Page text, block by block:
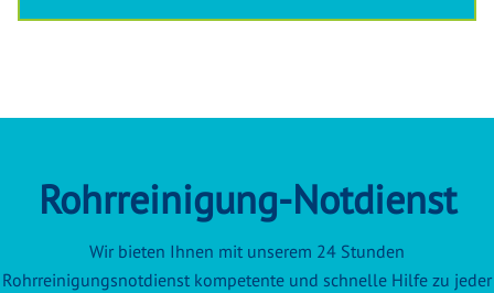
Rohrreinigung-Notdienst
Wir bieten Ihnen mit unserem 24 Stunden
Rohrreinigungsnotdienst kompetente und schnelle Hilfe zu jeder